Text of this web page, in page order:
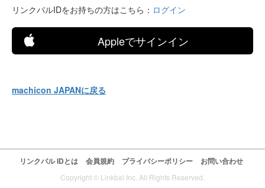
リンクバルIDをお持ちの方はこちら： ログイン
Appleでサインイン
machicon JAPANに戻る
リンクバル IDとは 会員規約 プライバシーポリシー お問い合わせ
Copyright © Linkbal Inc. All Rights Reserved.